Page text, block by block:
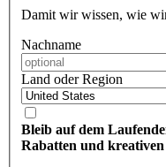
Damit wir wissen, wie
Nachname
Land oder Region
Bleib auf dem
Rabatten und